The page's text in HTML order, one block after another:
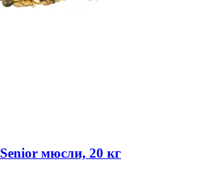
Senior мюсли, 20 кг